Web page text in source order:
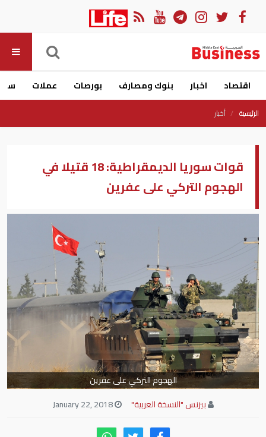
اقتصاد اخبار بنوك ومصارف بورصات عملات
الرئيسية أخبار
قوات سوريا الديمقراطية: 18 قتيلا في
الهجوم التركي على عفرين
الهجوم التركي على عفرين
بيزنس "النسخة العربية"
January 22, 2018